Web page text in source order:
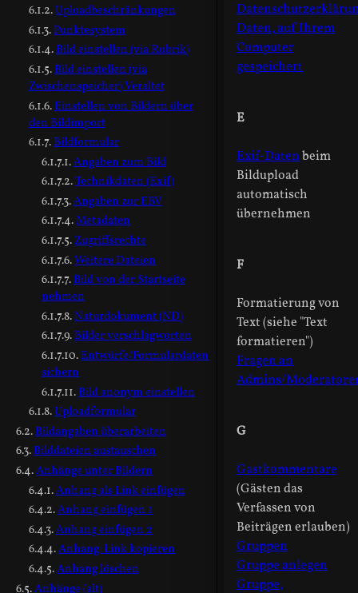
Uploadbeschränkungen
Punktesystem
Bild einstellen (via Rubrik)
Bild einstellen (via
Zwischenspeicher) Veraltet
Einstellen von Bildern über
den Bildimport
Bildformular
Angaben zum Bild
Technikdaten (Exif)
Angaben zur EBV
Metadaten
Zugriffsrechte
Weitere Dateien
Bild von der Startseite
nehmen
Naturdokument (ND)
Bilder verschlagworten
Entwürfe/Formulardaten
sichern
Bild anonym einstellen
Uploadformular
Bildangaben überarbeiten
Bilddateien austauschen
Anhänge unter Bildern
Anhang als Link einfügen
Anhang einfügen 1
Anhang einfügen 2
Anhang: Link kopieren
Anhang löschen
Anhänge (alt)
Daten, auf Ihrem
Computer
gespeichert
E
Exif-Datenbeim
Bildupload
automatisch
übernehmen
F
Formatierung von
Text (siehe "Text
formatieren")
Fragen an
Admins/
G
Gastkommentare
(Gästen das
Verfassen von
Beiträgen erlauben)
Gruppen
Gruppe anlegen
Gruppe,